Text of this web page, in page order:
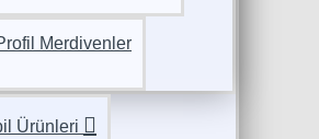
Merdivenler
Ürünleri